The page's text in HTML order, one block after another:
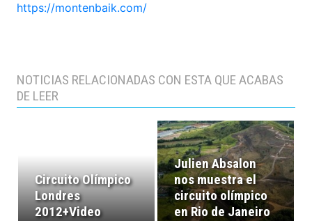
https://montenbaik.com/
NOTICIAS RELACIONADAS CON ESTA QUE ACABAS
DE LEER
Circuito Olímpico
Londres
2012+Video
Julien Absalon
nos muestra el
circuito olímpico
en Rio de Janeiro